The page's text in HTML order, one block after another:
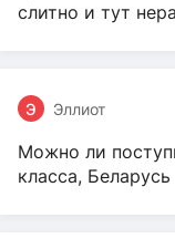
слитно и тут
Э Эллиот
Можно ли
класса, Беларусь